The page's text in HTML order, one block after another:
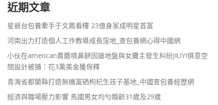
近期文章
星爺台包養牽手于文鳳看樓 23億身家成明星首富
河南出力打造個人工作教導成長窪地_查包養網心得中國網
小伙在american賣醬噴鼻餅因搶地盤與女攤主發生糾紛JIUYI俱意空
間設計被捕：花3萬美金獲保釋
青海省都蘭縣打造無機富硒枸杞生孩子基地_中國查包養經歷網
經濟與職場壓力影響 馬國男女均勻婚齡31歲及29歲